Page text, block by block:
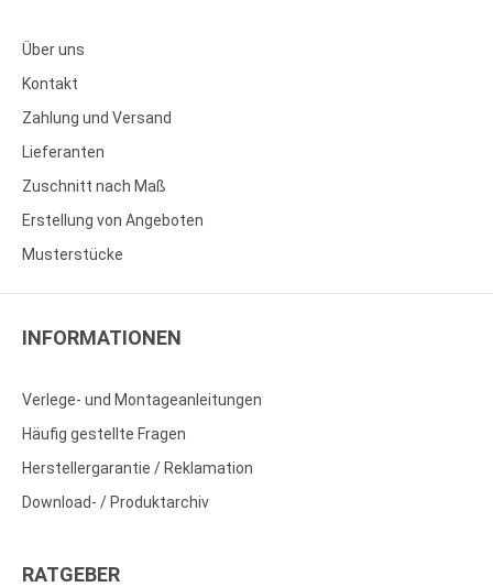
Über uns
Kontakt
Zahlung und Versand
Lieferanten
Zuschnitt nach Maß
Erstellung von Angeboten
Musterstücke
INFORMATIONEN
Verlege- und Montageanleitungen
Häufig gestellte Fragen
Herstellergarantie / Reklamation
Download- / Produktarchiv
RATGEBER